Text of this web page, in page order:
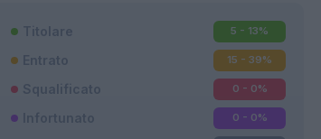
Titolare 5 - 13%
Entrato 15 - 39%
Squalificato 0 - 0%
0 - 0%